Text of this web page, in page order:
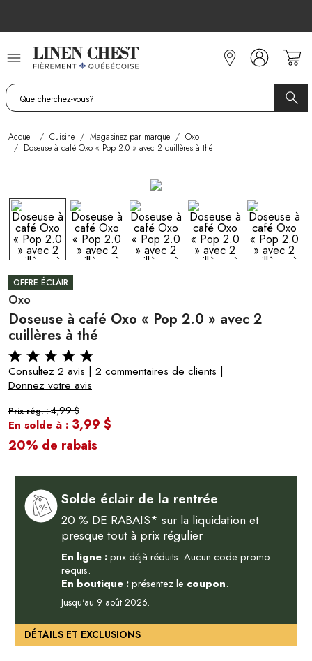
contenu
Accueil / Cuisine / Magasinez par marque / Oxo
/ Doseuse à café Oxo « Pop 2.0 » avec 2 cuillères à thé
OFFRE ÉCLAIR
Oxo
Doseuse à café Oxo « Pop 2.0 » avec 2
cuillères à thé
Consultez 2 avis | 2 commentaires de clients |
Donnez votre avis
Prix rég. :4,99 $
En solde à : 3,99 $
20% de rabais
Solde éclair de la rentrée
20 % DE RABAIS* sur la liquidation et
presque tout à prix régulier
En ligne :prix déjà réduits. Aucun code promo
requis.
En boutique :présentez le coupon.
Jusqu'au 9 août 2026.
DÉTAILS ET EXCLUSIONS